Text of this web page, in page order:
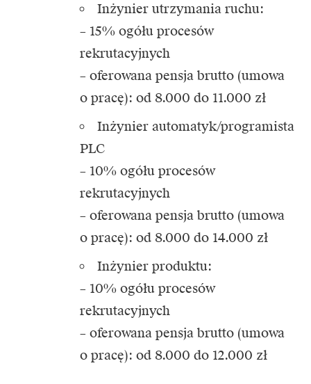
Inżynier utrzymania ruchu:
– 15% ogółu procesów
rekrutacyjnych
– oferowana pensja brutto (umowa
o pracę): od 8.000 do 11.000 zł
Inżynier automatyk/programista
PLC
– 10% ogółu procesów
rekrutacyjnych
– oferowana pensja brutto (umowa
o pracę): od 8.000 do 14.000 zł
Inżynier produktu:
– 10% ogółu procesów
rekrutacyjnych
– oferowana pensja brutto (umowa
o pracę): od 8.000 do 12.000 zł